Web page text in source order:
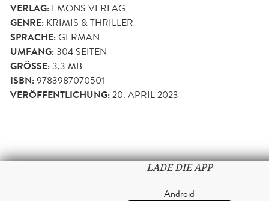
VERLAG: EMONS VERLAG
GENRE: KRIMIS & THRILLER
SPRACHE:GERMAN
UMFANG:304 SEITEN
GRÖSSE: 3,3 MB
ISBN:9783987070501
VERÖFFENTLICHUNG:20. APRIL 2023
LADE DIE APP
Android